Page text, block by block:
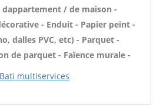
/ de maison -
- Enduit - Papier peint -
dalles PVC, etc) - Parquet -
de parquet - Faïence murale -
Bati multiservices